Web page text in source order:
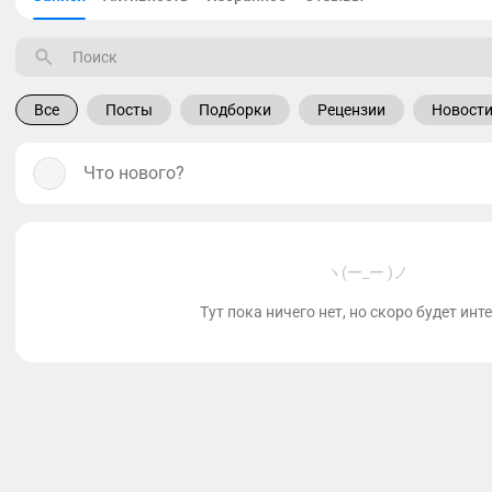
Все Посты Подборки Рецензии Новости
Что нового?
ヽ(ー_ー )ノ
Тут пока ничего нет, но скоро будет